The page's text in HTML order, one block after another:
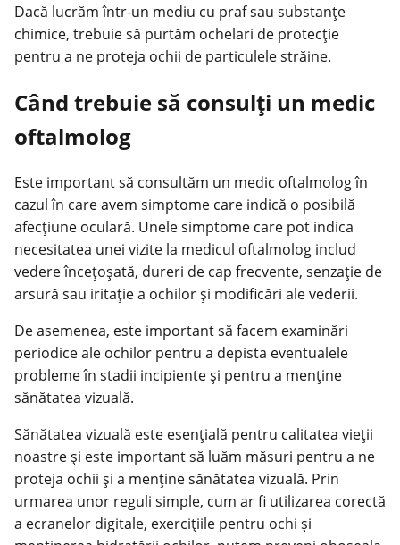
Dacă lucrăm într-un mediu cu praf sau substanțe
chimice, trebuie să purtăm ochelari de protecție
pentru a ne proteja ochii de particulele străine.
Când trebuie să consulți un medic
oftalmolog
Este important să consultăm un medic oftalmolog în
cazul în care avem simptome care indică o posibilă
afecțiune oculară. Unele simptome care pot indica
necesitatea unei vizite la medicul oftalmolog includ
vedere încețoșată, dureri de cap frecvente, senzație de
arsură sau iritație a ochilor și modificări ale vederii.
De asemenea, este important să facem examinări
periodice ale ochilor pentru a depista eventualele
probleme în stadii incipiente și pentru a menține
sănătatea vizuală.
Sănătatea vizuală este esențială pentru calitatea vieții
noastre și este important să luăm măsuri pentru a ne
proteja ochii și a menține sănătatea vizuală. Prin
urmarea unor reguli simple, cum ar fi utilizarea corectă
a ecranelor digitale, exercițiile pentru ochi și